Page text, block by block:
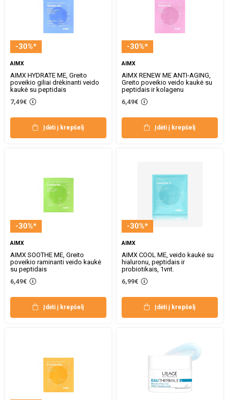
-30%*
AIMX
AIMX HYDRATE ME, Greito
poveikio giliai drėkinanti veido
kaukė su peptidais
7,49€
Įdėti į krepšelį
-30%*
AIMX
AIMX RENEW ME ANTI-AGING,
Greito poveikio veido kaukė su
peptidais ir kolagenu
6,49€
Įdėti į krepšelį
-30%*
AIMX
AIMX SOOTHE ME, Greito
poveikio raminanti veido kaukė
su peptidais
6,49€
Įdėti į krepšelį
-30%*
AIMX
AIMX COOL ME, veido kaukė su
hialuronu, peptidais ir
probiotikais, 1vnt.
6,99€
Įdėti į krepšelį